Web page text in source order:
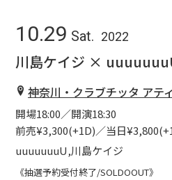
PAST
SHOP
BLOG
10.29 Sat. 2022
川島ケイジ ×
神奈川・クラブチッタ アテ
開場18:00／開演18:30
前売¥3,300(+1D)／当日
uuuuuuuU,川島ケイジ
《抽選予約受付終了/SOLDOOUT》